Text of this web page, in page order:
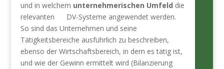
und in welchem unternehmerischen Umfeld die
relevanten DV-Systeme angewendet werden.
So sind das Unternehmen und seine
Tätigkeitsbereiche ausführlich zu beschreiben,
ebenso der Wirtschaftsbereich, in dem es tätig ist,
und wie der Gewinn ermittelt wird (Bilanzierung